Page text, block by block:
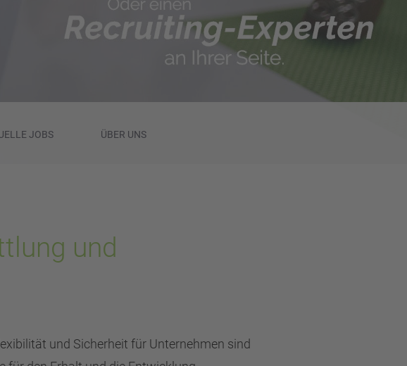
JOBS ÜBER UNS
und
und Sicherheit für Unternehmen sind